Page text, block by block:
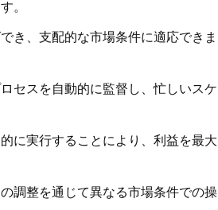
。
き、支配的な市場条件に適応できま
セスを自動的に監督し、忙しいスケ
に実行することにより、利益を最大
調整を通じて異なる市場条件での操